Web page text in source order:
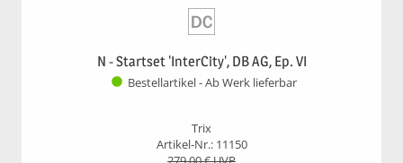
N - Startset 'InterCity', DB AG, Ep. VI
Bestellartikel - Ab Werk lieferbar
Trix
Artikel-Nr.: 11150